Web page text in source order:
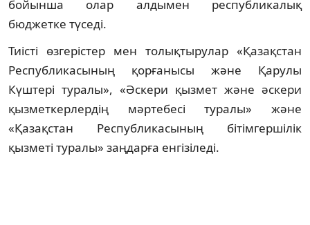
бойынша олар алдымен республикалық
бюджетке түседі.
Тиісті өзгерістер мен толықтырулар «Қазақстан
Республикасының қорғанысы және Қарулы
Күштері туралы», «Әскери қызмет және әскери
қызметкерлердің мәртебесі туралы» және
«Қазақстан Республикасының бітімгершілік
қызметі туралы» заңдарға енгізіледі.